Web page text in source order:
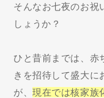
そんなお七夜のお祝
しょうか？
ひと昔前までは、赤
きを招待して盛大に
が、現在では核家族